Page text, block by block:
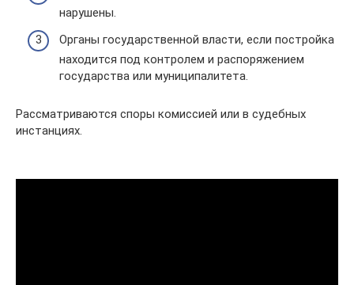
нарушены.
Органы государственной власти, если постройка
находится под контролем и распоряжением
государства или муниципалитета.
Рассматриваются споры комиссией или в судебных
инстанциях.